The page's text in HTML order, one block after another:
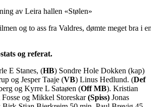
av Leira hallen «Stølen»
og to ass fra Valdres, dømte meget bra i
og referat.
E Stanes, (HB) Sondre Hole Dokken (kap)
og Jesper Taaje (VB) Linus Hedlund. (Def
og Kyrre L Sataøen (Off MB). Kristian
og Mikkel Storeskar(Spiss) Jonas